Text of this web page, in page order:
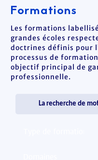
Formations
Les formations
grandes écoles
doctrines définis pour
processus de
objectif principal de
professionnelle.